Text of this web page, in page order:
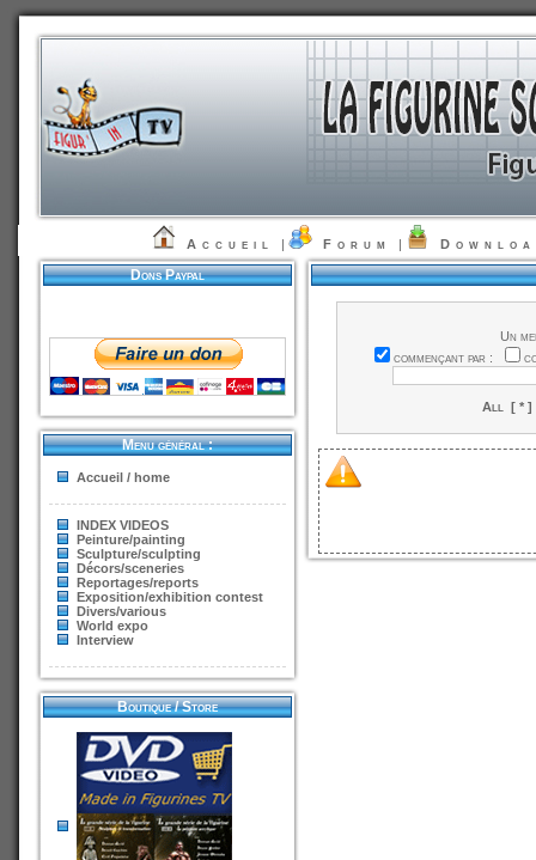
Accueil | Forum |
Dons Paypal
Menu général :
Accueil / home
INDEX VIDEOS
Peinture/painting
Sculpture/sculpting
Décors/sceneries
Reportages/reports
Exposition/exhibition contest
Divers/various
World expo
Interview
Boutique / Store
Un
commençant par :
All [ * ]